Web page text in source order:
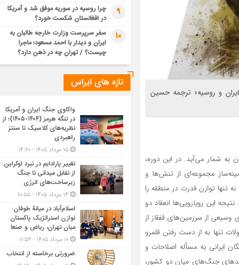
و روسیه» ترجمه‌ حسین
به شمار می‌آید. در این دوره،
مجموعه‌ای از تنش‌ها و
تنها توازن قدرت در منطقه را
این رویارویی‌ها انعقاد دو
آنها بخش‌های وسیعی از سرزمین‌های قفقاز از
تنها به از دست رفتن قلمرو
ایرانی به مسأله اصلاحات و
جنگ‌های میان دو کشور،
9
چرا روسیه در سوریه موفق شد و آمریکا
در افغانستان شکست خورد؟
10
سفر سرپرست وزارت خارجه طالبان به
ایران و دیدار با احمد مسعود؛ ماجرا
چیست؟ / تهران چه در ذهن دارد؟
تازه های ایراس
واکاوی جنگ ایران و آمریکا
در تنگه هرمز (۱۴۰۴-۱۴۰۵)؛ از
نظریه‌های کلاسیک تا سنتز
راهبردی
تغییر پارادایم در نبرد اوکراین:
از تقابل میدانی تا جنگ
زیرساخت‌های انرژی
اسلام‌آباد در میانۀ طوفان:
توازن استراتژیک پاکستان
میان تهران، ریاض و صنعا
ضرورتی برخاسته از انتخاب